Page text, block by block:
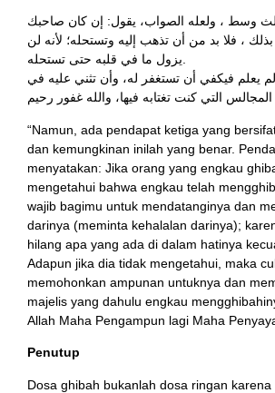
وسط ، ولعله الصواب، يقول: إن كان صاحبك
، فلا بد من أن تذهب إليه وتستحله؛ لأنه لن
يزول ما في قلبه حتى تستحله.
لم يعلم فيكفي أن تستغفر له، وأن تثني عليه في
المجالس التي كنت تغتابه فيها، والله غفور رحيم
“Namun, ada pendapat ketiga yang
dan kemungkinan inilah yang benar.
menyatakan: Jika orang yang engkau
mengetahui bahwa engkau telah
wajib bagimu untuk mendatanginya dan
darinya (meminta kehalalan darinya);
hilang apa yang ada di dalam hatinya
Adapun jika dia tidak mengetahui, maka
memohonkan ampunan untuknya dan
majelis yang dahulu engkau
Allah Maha Pengampun lagi Maha
Penutup
Dosa ghibah bukanlah dosa ringan